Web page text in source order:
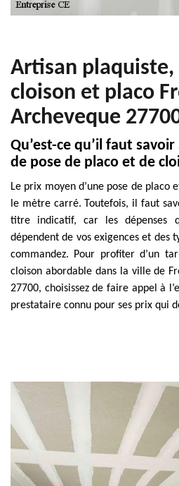
Artisan plaquiste,
cloison et placo
Archeveque
Qu’est-ce qu’il faut
de pose de placo et de
Le prix moyen d’une pose de placo
le mètre carré. Toutefois, il faut
titre indicatif, car les dépenses
dépendent de vos exigences et des
commandez. Pour profiter d’un
cloison abordable dans la ville de
27700, choisissez de faire appel à
prestataire connu pour ses prix qui